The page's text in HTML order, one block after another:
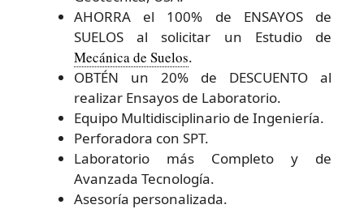
AHORRA el 100% de ENSAYOS de
SUELOS al solicitar un Estudio de
Mecánica de Suelos.
OBTÉN un 20% de DESCUENTO al
realizar Ensayos de Laboratorio.
Equipo Multidisciplinario de Ingeniería.
Perforadora con SPT.
Laboratorio más Completo y de
Avanzada Tecnología.
Asesoría personalizada.